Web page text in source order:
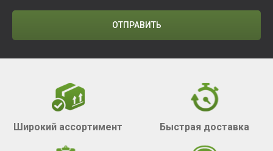
ОТПРАВИТЬ
Широкий ассортимент Быстрая доставка